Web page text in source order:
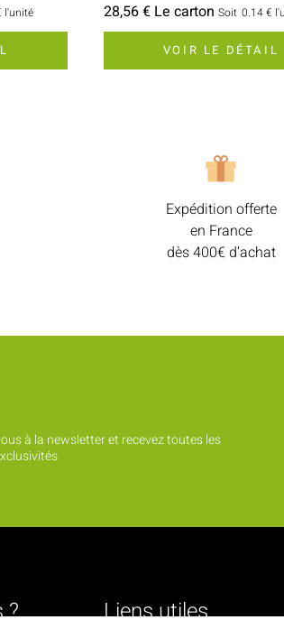
l'unité 28,56 € Le carton Soit 0.14 €
VOIR LE DÉTAIL
Expédition offerte
en France
dès 400€ d’achat
à la newsletter et recevez toutes les
? Liens utiles